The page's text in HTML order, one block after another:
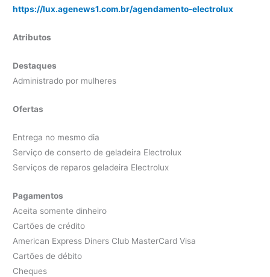
https://lux.agenews1.com.br/agendamento-electrolux
Atributos
Destaques
Administrado por mulheres
Ofertas
Entrega no mesmo dia
Serviço de conserto de geladeira Electrolux
Serviços de reparos geladeira Electrolux
Pagamentos
Aceita somente dinheiro
Cartões de crédito
American Express Diners Club MasterCard Visa
Cartões de débito
Cheques